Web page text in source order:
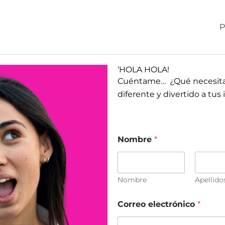
‘HOLA HOLA!
Cuéntame… ¿Qué
diferente y divertido a tus
Nombre *
Nombre
Correo electrónico *